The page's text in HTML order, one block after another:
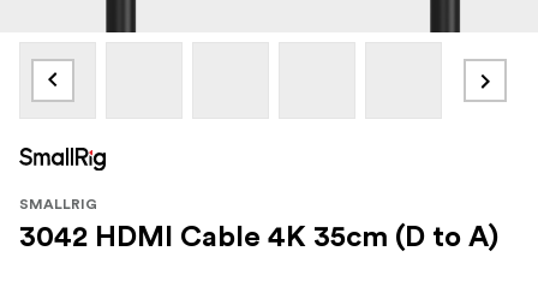
SMALLRIG
3042 HDMI Cable 4K 35cm (D to A)